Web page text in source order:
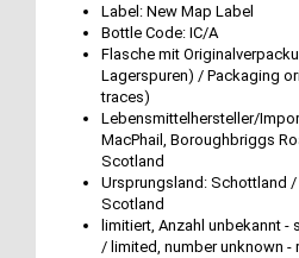
Label: New Map Label
Bottle Code: IC/A
Flasche mit
Lagerspuren) / Packaging
traces)
Lebensmittelhersteller/
MacPhail, Boroughbriggs
Scotland
Ursprungsland: Schottland /
Scotland
limitiert, Anzahl unbekannt -
/ limited, number unknown -